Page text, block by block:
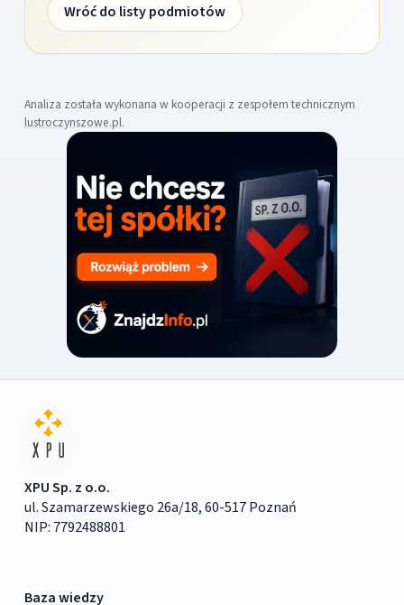
Wróć do listy podmiotów
Analiza została wykonana w kooperacji z zespołem technicznym
lustroczynszowe.pl.
XPU Sp. z o.o.
ul. Szamarzewskiego 26a/18, 60-517 Poznań
NIP: 7792488801
Baza wiedzy